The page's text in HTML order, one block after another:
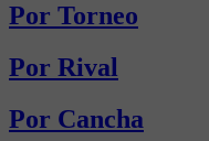
Por Torneo
Por Rival
Por Cancha